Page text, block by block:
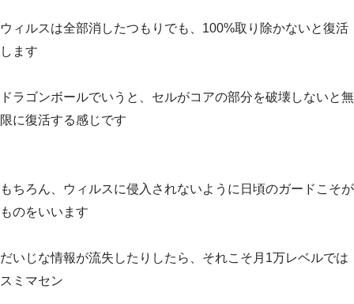
ウィルスは全部消したつもりでも、100%取り除かないと復活
します
ドラゴンボールでいうと、セルがコアの部分を破壊しないと無
限に復活する感じです
もちろん、ウィルスに侵入されないように日頃のガードこそが
ものをいいます
だいじな情報が流失したりしたら、それこそ月1万レベルでは
スミマセン